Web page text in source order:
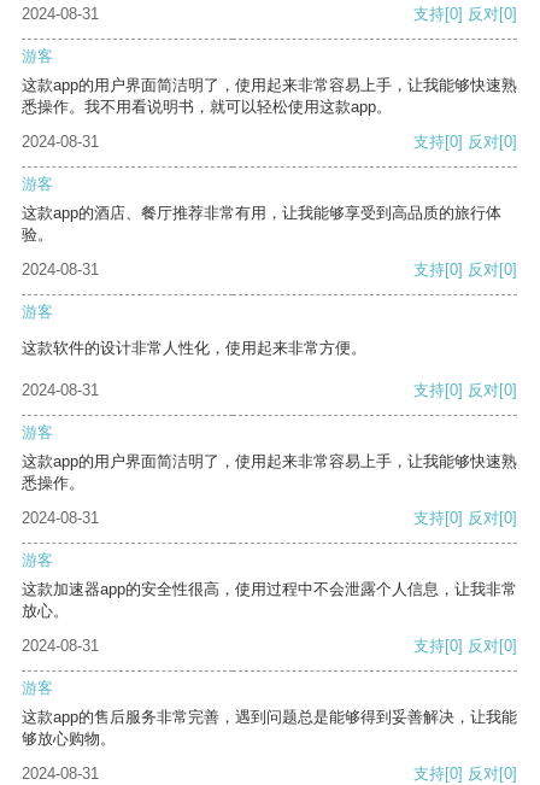
2024-08-31
支持[0] 反对[0]
游客
这款app的用户界面简洁明了，使用起来非常容易上手，让我能够快速熟
悉操作。我不用看说明书，就可以轻松使用这款app。
2024-08-31
支持[0] 反对[0]
游客
这款app的酒店、餐厅推荐非常有用，让我能够享受到高品质的旅行体
验。
2024-08-31
支持[0] 反对[0]
游客
这款软件的设计非常人性化，使用起来非常方便。
2024-08-31 支持[0] 反对[0]
游客
这款app的用户界面简洁明了，使用起来非常容易上手，让我能够快速熟
悉操作。
2024-08-31
支持[0] 反对[0]
游客
这款加速器app的安全性很高，使用过程中不会泄露个人信息，让我非常
放心。
2024-08-31
支持[0] 反对[0]
游客
这款app的售后服务非常完善，遇到问题总是能够得到妥善解决，让我能
够放心购物。
2024-08-31
支持[0] 反对[0]